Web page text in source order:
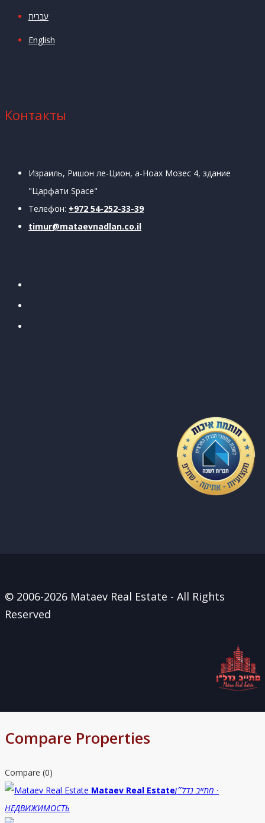
עברית
English
Контакты
Израиль, Ришон ле-Цион, а-Ноах Мозес 4, здание
"Царфати Space"
Телефон: +972 54-252-33-39
timur@mataevnadlan.co.il
© 2006-2026 Mataev Real Estate - All Rights
Reserved
Compare Properties
Compare (0)
Mataev Real Estateמתייב נדל״ן ·
НЕДВИЖИМОСТЬ